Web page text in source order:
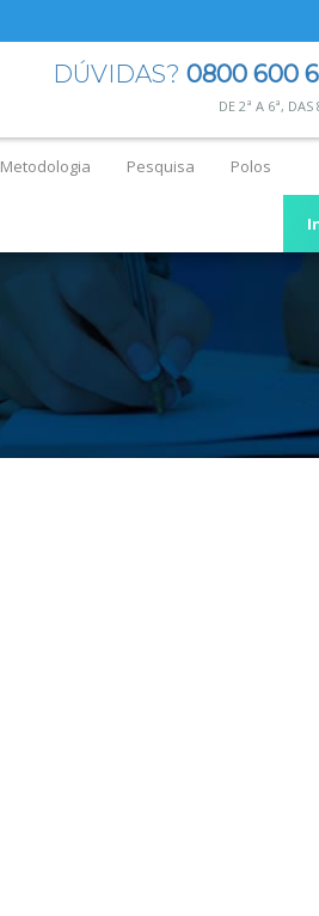
DÚVIDAS? 0800 600
DE 2ª A 6ª,
Metodologia Pesquisa Polos